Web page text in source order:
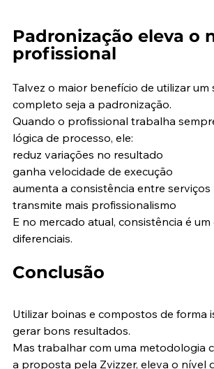
Padronização eleva o
profissional
Talvez o maior benefício de utilizar um
completo seja a padronização.
Quando o profissional trabalha
lógica de processo, ele:
reduz variações no resultado
ganha velocidade de execução
aumenta a consistência entre serviços
transmite mais profissionalismo
E no mercado atual, consistência é
diferenciais.
Conclusão
Utilizar boinas e compostos de forma
gerar bons resultados.
Mas trabalhar com uma metodologia
a proposta pela Zvizzer, eleva o nível